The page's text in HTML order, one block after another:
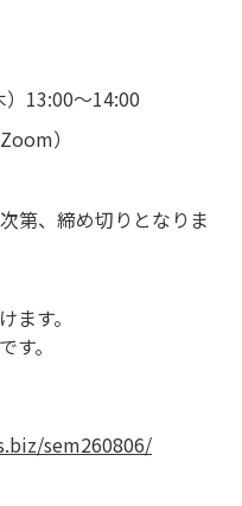
）13:00～14:00
）
第、締め切りとなりま
す。
。
sem260806/